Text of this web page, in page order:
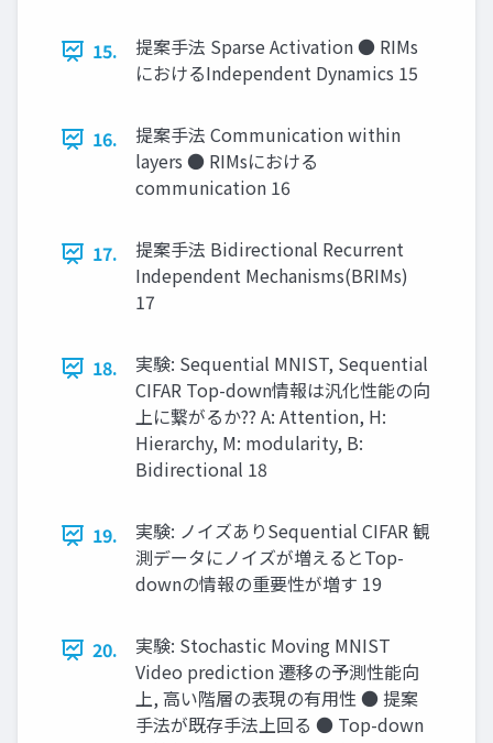
15.
提案手法 Sparse Activation ● RIMs
におけるIndependent Dynamics 15
16.
提案手法 Communication within
layers ● RIMsにおける
communication 16
17.
提案手法 Bidirectional Recurrent
Independent Mechanisms(BRIMs)
17
18.
実験: Sequential MNIST, Sequential
CIFAR Top-down情報は汎化性能の向
上に繋がるか?? A: Attention, H:
Hierarchy, M: modularity, B:
Bidirectional 18
19.
実験: ノイズありSequential CIFAR 観
測データにノイズが増えるとTop-
downの情報の重要性が増す 19
20.
実験: Stochastic Moving MNIST
Video prediction 遷移の予測性能向
上, 高い階層の表現の有用性 ● 提案
手法が既存手法上回る ● Top-down